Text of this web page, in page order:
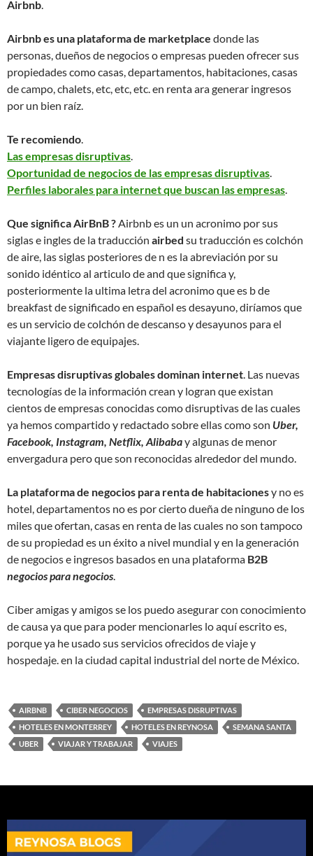
Airbnb.
Airbnb es una plataforma de marketplace donde las
personas, dueños de negocios o empresas pueden ofrecer sus
propiedades como casas, departamentos, habitaciones, casas
de campo, chalets, etc, etc, etc. en renta ara generar ingresos
por un bien raíz.
Te recomiendo.
Las empresas disruptivas.
Oportunidad de negocios de las empresas disruptivas.
Perfiles laborales para internet que buscan las empresas.
Que significa AirBnB ?Airbnb es un un acronimo por sus
siglas e ingles de la traducción airbed su traducción es colchón
de aire, las siglas posteriores de n es la abreviación por su
sonido idéntico al articulo de and que significa y,
posteriormente la ultima letra del acronimo que es b de
breakfast de significado en español es desayuno, diríamos que
es un servicio de colchón de descanso y desayunos para el
viajante ligero de equipajes.
Empresas disruptivas globales dominan internet. Las nuevas
tecnologías de la información crean y logran que existan
cientos de empresas conocidas como disruptivas de las cuales
ya hemos compartido y redactado sobre ellas como son Uber,
Facebook, Instagram, Netflix, Alibabay algunas de menor
envergadura pero que son reconocidas alrededor del mundo.
La plataforma de negocios para renta de habitacionesy no es
hotel, departamentos no es por cierto dueña de ninguno de los
miles que ofertan, casas en renta de las cuales no son tampoco
de su propiedad es un éxito a nivel mundial y en la generación
de negocios e ingresos basados en una plataforma B2B
negocios para negocios.
Ciber amigas y amigos se los puedo asegurar con conocimiento
de causa ya que para poder mencionarles lo aquí escrito es,
porque ya he usado sus servicios ofrecidos de viaje y
hospedaje. en la ciudad capital industrial del norte de México.
AIRBNB CIBER NEGOCIOS
EMPRESAS DISRUPTIVAS
HOTELES EN MONTERREY
HOTELES EN REYNOSA
SEMANA SANTA
UBER
VIAJAR Y TRABAJAR VIAJES